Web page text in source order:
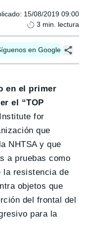
: 15/08/2019 09:00
3 min. lectura
en Google
en el primer
el “TOP
for
que
NHTSA y que
a pruebas como
la resistencia de
objetos que
del frontal del
para la